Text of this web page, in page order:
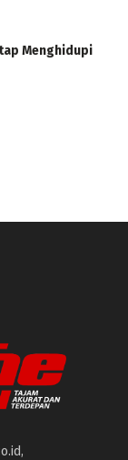
Menghidupi